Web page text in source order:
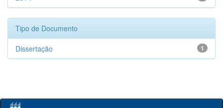
Tipo de Documento
1
Dissertação